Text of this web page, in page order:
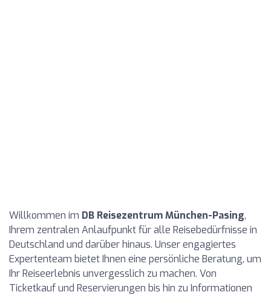
Willkommen im DB Reisezentrum München-Pasing,
Ihrem zentralen Anlaufpunkt für alle Reisebedürfnisse in
Deutschland und darüber hinaus. Unser engagiertes
Expertenteam bietet Ihnen eine persönliche Beratung, um
Ihr Reiseerlebnis unvergesslich zu machen. Von
Ticketkauf und Reservierungen bis hin zu Informationen